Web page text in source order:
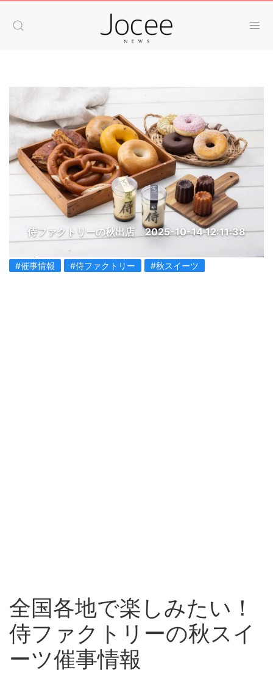
侍ファクトリーの秋出店 2025-10-14 12:11:38
#催事情報 #侍ファクトリー #秋スイーツ
全国各地で楽しみたい！
侍ファクトリーの秋スイ
ーツ催事情報